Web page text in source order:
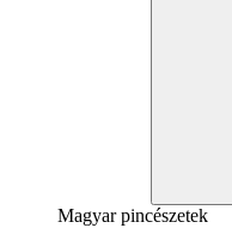
Magyar pincészetek